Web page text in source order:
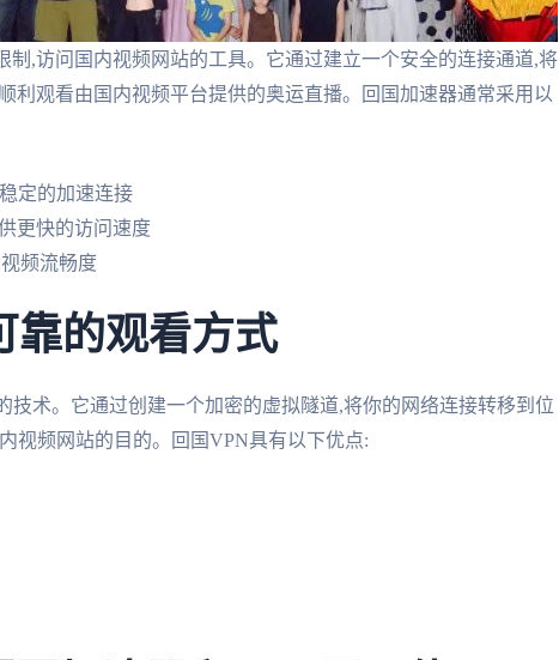
制,访问国内视频网站的工具。它通过建立一个安全的连接通道,将
利观看由国内视频平台提供的奥运直播。回国加速器通常采用以
定的加速连接
更快的访问速度
频流畅度
靠的观看方式
技术。它通过创建一个加密的虚拟隧道,将你的网络连接转移到位
视频网站的目的。回国VPN具有以下优点: